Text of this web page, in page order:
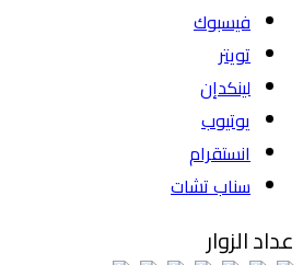
فيسبوك
تويتر
لينكدإن
يوتيوب
انستقرام
سناب تشات
عداد الزوار